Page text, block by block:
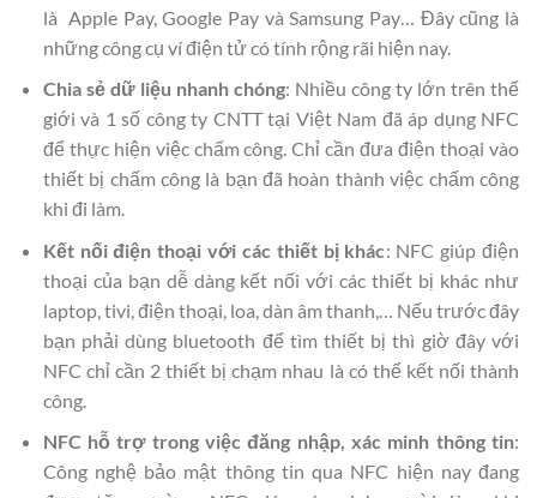
là Apple Pay, Google Pay và Samsung Pay… Đây cũng là
những công cụ ví điện tử có tính rộng rãi hiện nay.
Chia sẻ dữ liệu nhanh chóng: Nhiều công ty lớn trên thế
giới và 1 số công ty CNTT tại Việt Nam đã áp dụng NFC
để thực hiện việc chấm công. Chỉ cần đưa điện thoại vào
thiết bị chấm công là bạn đã hoàn thành việc chấm công
khi đi làm.
Kết nối điện thoại với các thiết bị khác: NFC giúp điện
thoại của bạn dễ dàng kết nối với các thiết bị khác như
laptop, tivi, điện thoại, loa, dàn âm thanh,… Nếu trước đây
bạn phải dùng bluetooth để tìm thiết bị thì giờ đây với
NFC chỉ cần 2 thiết bị chạm nhau là có thể kết nối thành
công.
NFC hỗ trợ trong việc đăng nhập, xác minh thông tin:
Công nghệ bảo mật thông tin qua NFC hiện nay đang